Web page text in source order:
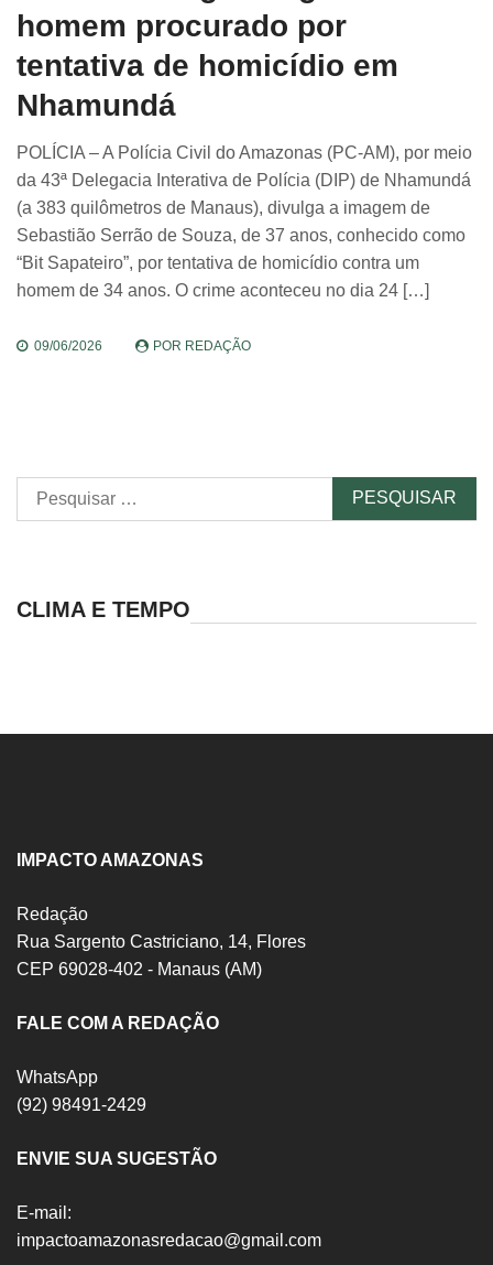
homem procurado por
tentativa de homicídio em
Nhamundá
POLÍCIA – A Polícia Civil do Amazonas (PC-AM), por meio
da 43ª Delegacia Interativa de Polícia (DIP) de Nhamundá
(a 383 quilômetros de Manaus), divulga a imagem de
Sebastião Serrão de Souza, de 37 anos, conhecido como
“Bit Sapateiro”, por tentativa de homicídio contra um
homem de 34 anos. O crime aconteceu no dia 24 […]
09/06/2026 POR REDAÇÃO
Pesquisar
por:
CLIMA E TEMPO
IMPACTO AMAZONAS
Redação
Rua Sargento Castriciano, 14, Flores
CEP 69028-402 - Manaus (AM)
FALE COM A REDAÇÃO
WhatsApp
(92) 98491-2429
ENVIE SUA SUGESTÃO
E-mail:
impactoamazonasredacao@gmail.com